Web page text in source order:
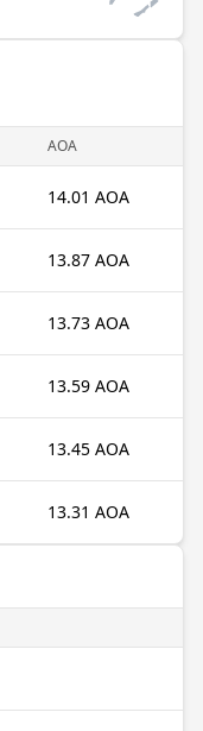
AOA
14.01 AOA
13.87 AOA
13.73 AOA
13.59 AOA
13.45 AOA
13.31 AOA